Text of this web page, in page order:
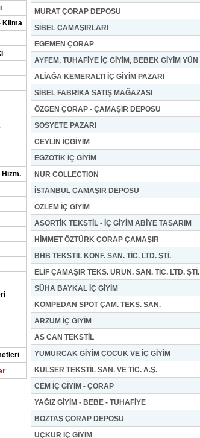
Klima
Hizm.
MURAT ÇORAP DEPOSU
SİBEL ÇAMAŞIRLARI
EGEMEN ÇORAP
AYFEM, TUHAFİYE İÇ GİYİM, BEBEK GİYİM YÜN
ALİAĞA KEMERALTI İÇ GİYİM PAZARI
SİBEL FABRİKA SATIŞ MAĞAZASI
ÖZGEN ÇORAP - ÇAMAŞIR DEPOSU
SOSYETE PAZARI
CEYLİN İÇGİYİM
EGZOTİK İÇ GİYİM
NUR COLLECTION
İSTANBUL ÇAMAŞIR DEPOSU
ÖZLEM İÇ GİYİM
ASORTİK TEKSTİL - İÇ GİYİM ABİYE TASARIM
HİMMET ÖZTÜRK ÇORAP ÇAMAŞIR
BHB TEKSTİL KONF. SAN. TİC. LTD. ŞTİ.
ELİF ÇAMAŞIR TEKS. ÜRÜN. SAN. TİC. LTD. ŞTİ.
SÜHA BAYKAL İÇ GİYİM
KOMPEDAN SPOT ÇAM. TEKS. SAN.
ARZUM İÇ GİYİM
AS CAN TEKSTİL
YUMURCAK GİYİM ÇOCUK VE İÇ GİYİM
KULSER TEKSTİL SAN. VE TİC. A.Ş.
CEM İÇ GİYİM - ÇORAP
YAĞIZ GİYİM - BEBE - TUHAFİYE
BOZTAŞ ÇORAP DEPOSU
UÇKUR İÇ GİYİM